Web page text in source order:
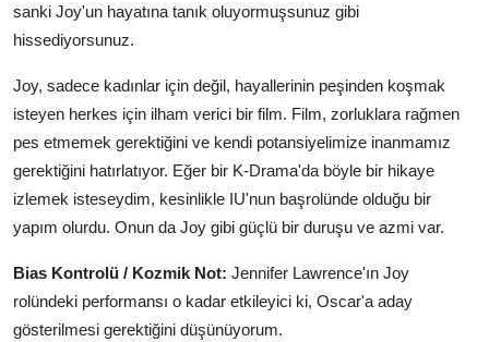
sanki Joy'un hayatına tanık oluyormuşsunuz gibi
hissediyorsunuz.
Joy, sadece kadınlar için değil, hayallerinin peşinden koşmak
isteyen herkes için ilham verici bir film. Film, zorluklara rağmen
pes etmemek gerektiğini ve kendi potansiyelimize inanmamız
gerektiğini hatırlatıyor. Eğer bir K-Drama'da böyle bir hikaye
izlemek isteseydim, kesinlikle IU'nun başrolünde olduğu bir
yapım olurdu. Onun da Joy gibi güçlü bir duruşu ve azmi var.
Bias Kontrolü / Kozmik Not: Jennifer Lawrence'ın Joy
rolündeki performansı o kadar etkileyici ki, Oscar'a aday
gösterilmesi gerektiğini düşünüyorum.